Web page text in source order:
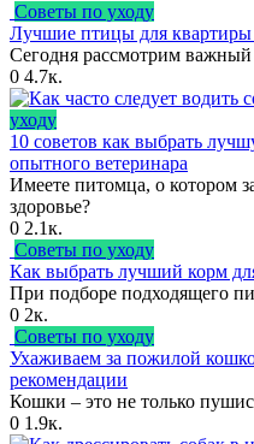
Советы по уходу
Лучшие птицы для
Сегодня рассмотрим
0 4.7к.
уходу
10 советов как выбрать
опытного ветеринара
Имеете питомца, о котором
здоровье?
0 2.1к.
Советы по уходу
Как выбрать лучший корм
При подборе подходящего
0 2к.
Советы по уходу
Ухаживаем за пожилой
рекомендации
Кошки – это не только
0 1.9к.